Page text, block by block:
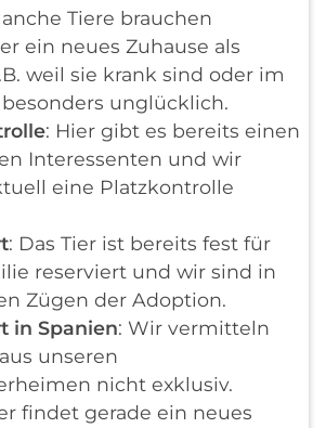
Tiere brauchen
ein neues Zuhause als
weil sie krank sind oder im
unglücklich.
: Hier gibt es bereits einen
Interessenten und wir
eine Platzkontrolle
: Das Tier ist bereits fest für
reserviert und wir sind in
Zügen der Adoption.
in Spanien: Wir vermitteln
unseren
nicht exklusiv.
findet gerade ein neues